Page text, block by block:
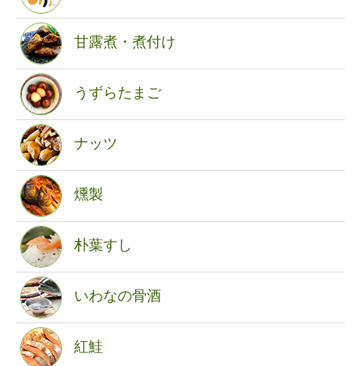
甘露煮・煮付け
うずらたまご
ナッツ
燻製
朴葉すし
いわなの骨酒
紅鮭